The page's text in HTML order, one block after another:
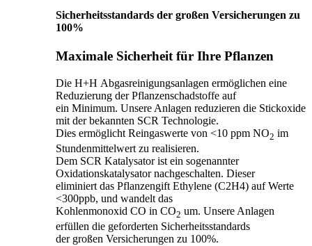
Sicherheitsstandards der großen Versicherungen zu
100%
Maximale Sicherheit für Ihre Pflanzen
Die H+H Abgasreinigungsanlagen ermöglichen eine
Reduzierung der Pflanzenschadstoffe auf
ein Minimum. Unsere Anlagen reduzieren die Stickoxide
mit der bekannten SCR Technologie.
Dies ermöglicht Reingaswerte von <10 ppm NO2 im
Stundenmittelwert zu realisieren.
Dem SCR Katalysator ist ein sogenannter
Oxidationskatalysator nachgeschalten. Dieser
eliminiert das Pflanzengift Ethylene (C2H4) auf Werte
<300ppb, und wandelt das
Kohlenmonoxid CO in CO2 um. Unsere Anlagen
erfüllen die geforderten Sicherheitsstandards
der großen Versicherungen zu 100%.